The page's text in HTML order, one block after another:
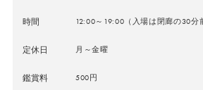
時間 12:00～19:00（入場は閉廊の30分
定休日 月～金曜
鑑賞料 500円